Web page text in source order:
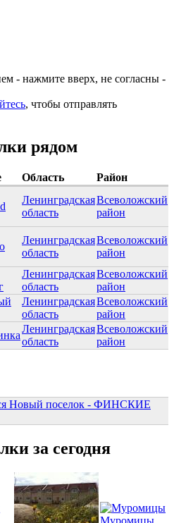
- нажмите вверх, не согласны -
, чтобы отправлять
рядом
Область Район
Ленинградская
область
Всеволожский
район
Ленинградская
область
Всеволожский
район
Ленинградская
область
Всеволожский
район
Ленинградская
область
Всеволожский
район
Ленинградская
область
Всеволожский
район
Новый поселок - ФИНСКИЕ
за сегодня